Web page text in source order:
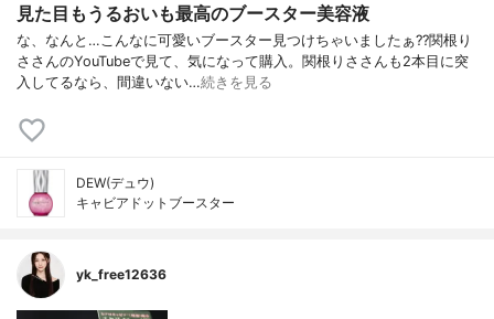
見た目もうるおいも最高のブースター美容液
な、なんと…こんなに可愛いブースター見つけちゃいましたぁ??関根り
ささんのYouTubeで見て、気になって購入。関根りささんも2本目に突
入してるなら、間違いない…続きを見る
DEW(デュウ)
キャビアドットブースター
yk_free12636